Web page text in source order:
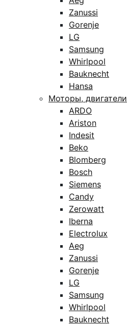
Zanussi
Gorenje
LG
Samsung
Whirlpool
Bauknecht
Hansa
Моторы, двигатели
ARDO
Ariston
Indesit
Beko
Blomberg
Bosch
Siemens
Candy
Zerowatt
Iberna
Electrolux
Aeg
Zanussi
Gorenje
LG
Samsung
Whirlpool
Bauknecht